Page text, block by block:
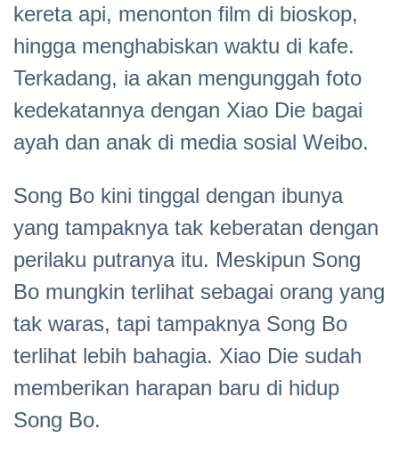
kereta api, menonton film di bioskop,
hingga menghabiskan waktu di kafe.
Terkadang, ia akan mengunggah foto
kedekatannya dengan Xiao Die bagai
ayah dan anak di media sosial Weibo.
Song Bo kini tinggal dengan ibunya
yang tampaknya tak keberatan dengan
perilaku putranya itu. Meskipun Song
Bo mungkin terlihat sebagai orang yang
tak waras, tapi tampaknya Song Bo
terlihat lebih bahagia. Xiao Die sudah
memberikan harapan baru di hidup
Song Bo.